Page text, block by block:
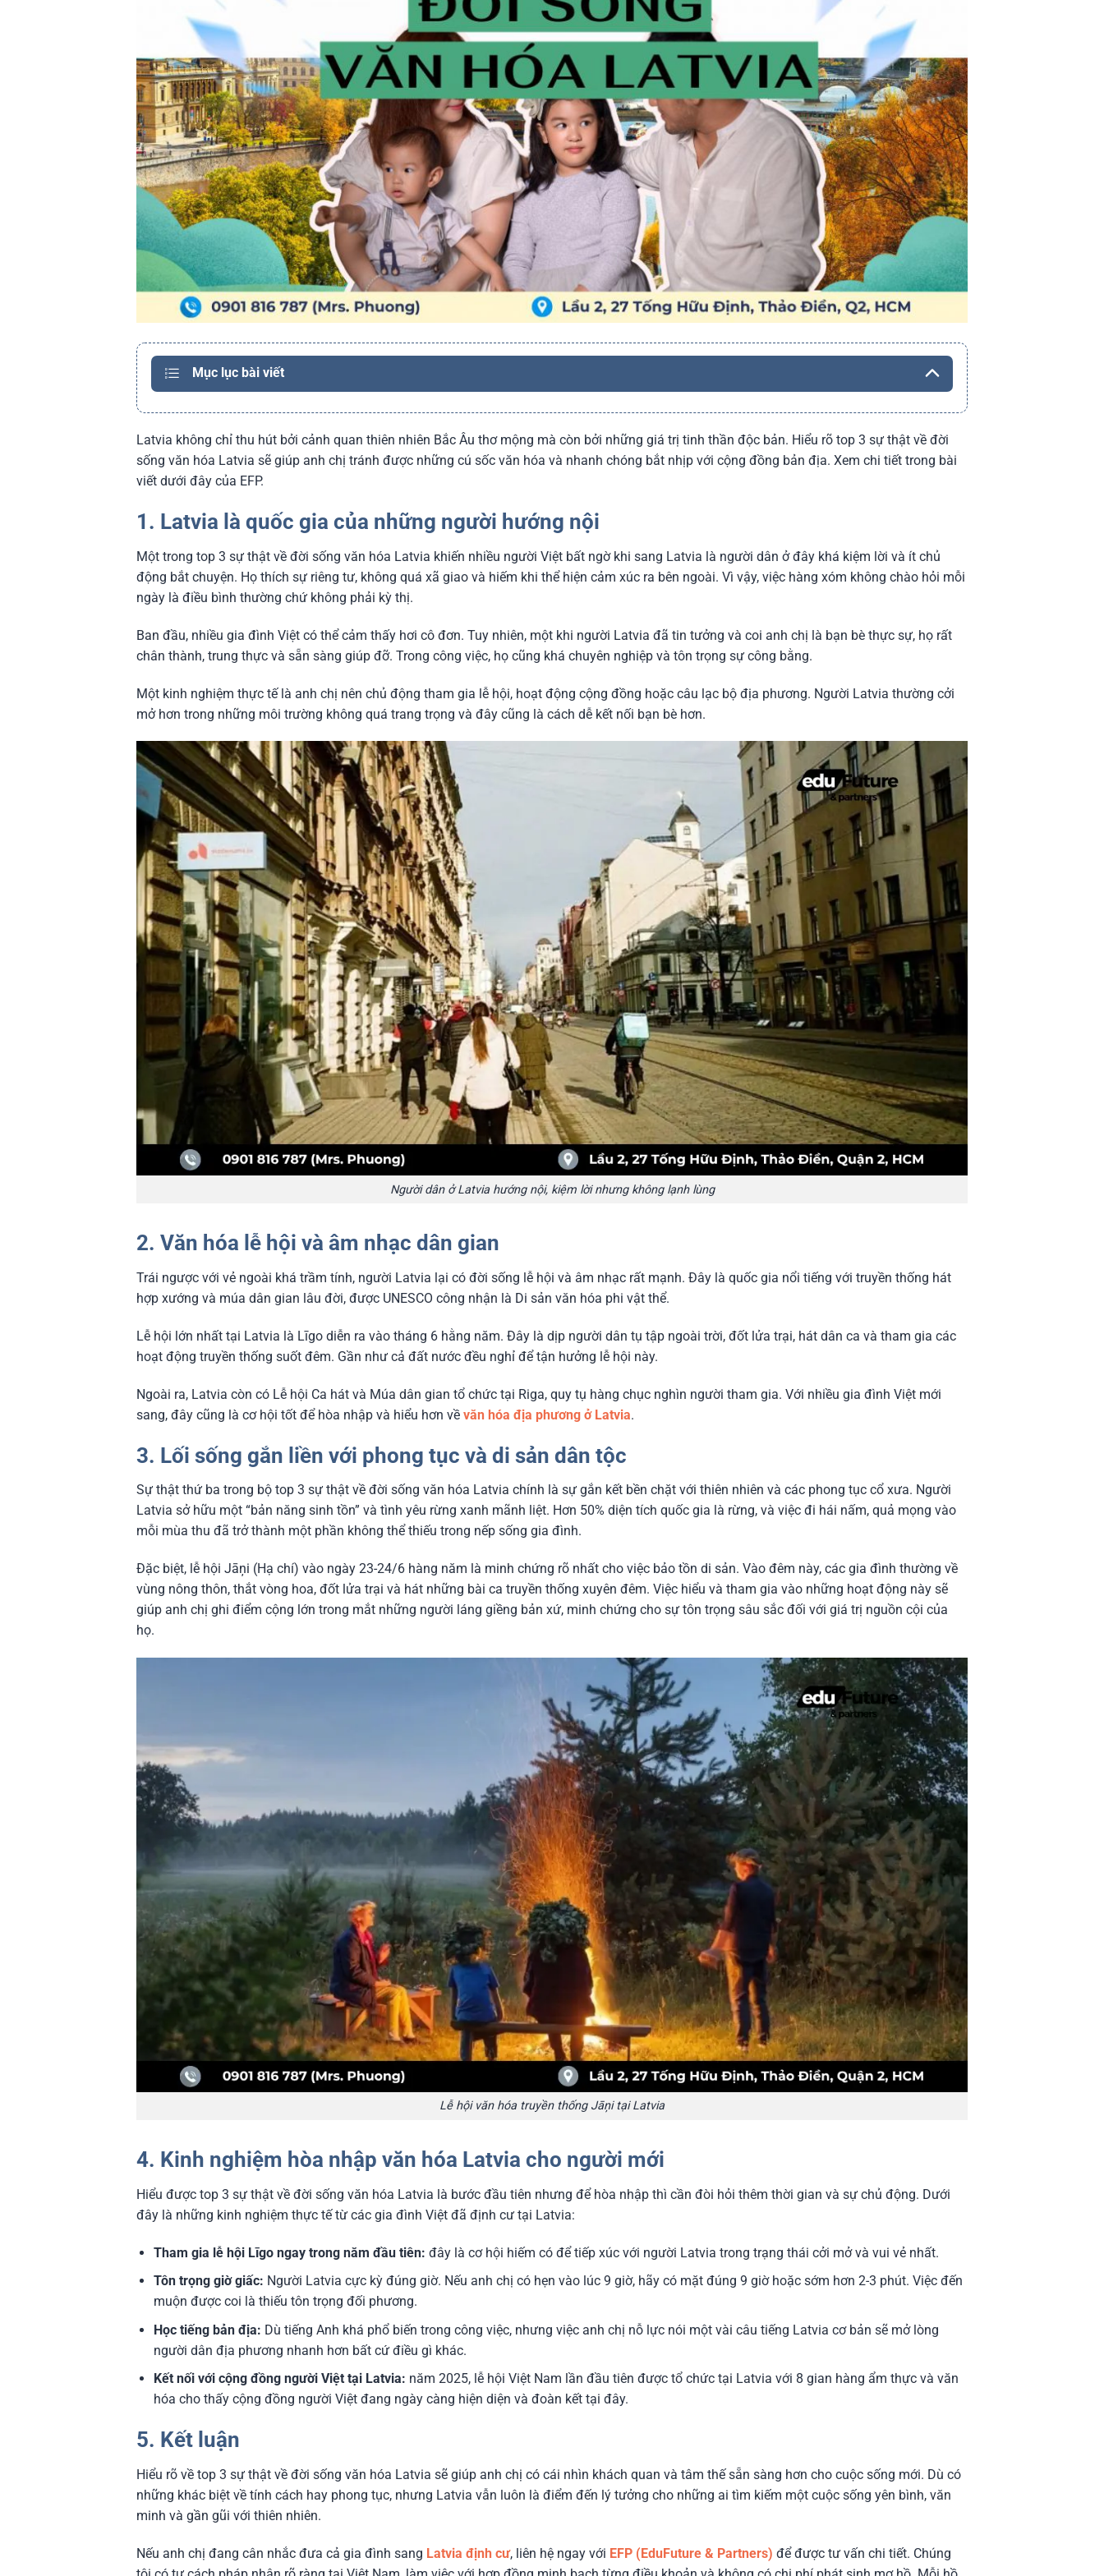
Mục lục bài viết
Latvia không chỉ thu hút bởi cảnh quan thiên nhiên Bắc Âu thơ mộng mà còn bởi những giá trị tinh thần độc bản. Hiểu rõ top 3 sự thật về đời
sống văn hóa Latvia sẽ giúp anh chị tránh được những cú sốc văn hóa và nhanh chóng bắt nhịp với cộng đồng bản địa. Xem chi tiết trong bài
viết dưới đây của EFP.
1. Latvia là quốc gia của những người hướng nội
Một trong top 3 sự thật về đời sống văn hóa Latvia khiến nhiều người Việt bất ngờ khi sang Latvia là người dân ở đây khá kiệm lời và ít chủ
động bắt chuyện. Họ thích sự riêng tư, không quá xã giao và hiếm khi thể hiện cảm xúc ra bên ngoài. Vì vậy, việc hàng xóm không chào hỏi mỗi
ngày là điều bình thường chứ không phải kỳ thị.
Ban đầu, nhiều gia đình Việt có thể cảm thấy hơi cô đơn. Tuy nhiên, một khi người Latvia đã tin tưởng và coi anh chị là bạn bè thực sự, họ rất
chân thành, trung thực và sẵn sàng giúp đỡ. Trong công việc, họ cũng khá chuyên nghiệp và tôn trọng sự công bằng.
Một kinh nghiệm thực tế là anh chị nên chủ động tham gia lễ hội, hoạt động cộng đồng hoặc câu lạc bộ địa phương. Người Latvia thường cởi
mở hơn trong những môi trường không quá trang trọng và đây cũng là cách dễ kết nối bạn bè hơn.
Người dân ở Latvia hướng nội, kiệm lời nhưng không lạnh lùng
2.Văn hóa lễ hội và âm nhạc dân gian
Trái ngược với vẻ ngoài khá trầm tính, người Latvia lại có đời sống lễ hội và âm nhạc rất mạnh. Đây là quốc gia nổi tiếng với truyền thống hát
hợp xướng và múa dân gian lâu đời, được UNESCO công nhận là Di sản văn hóa phi vật thể.
Lễ hội lớn nhất tại Latvia là Līgo diễn ra vào tháng 6 hằng năm. Đây là dịp người dân tụ tập ngoài trời, đốt lửa trại, hát dân ca và tham gia các
hoạt động truyền thống suốt đêm. Gần như cả đất nước đều nghỉ để tận hưởng lễ hội này.
Ngoài ra, Latvia còn có Lễ hội Ca hát và Múa dân gian tổ chức tại Riga, quy tụ hàng chục nghìn người tham gia. Với nhiều gia đình Việt mới
sang, đây cũng là cơ hội tốt để hòa nhập và hiểu hơn vềvăn hóa địa phương ở Latvia.
3. Lối sống gắn liền với phong tục và di sản dân tộc
Sự thật thứ ba trong bộ top 3 sự thật về đời sống văn hóa Latvia chính là sự gắn kết bền chặt với thiên nhiên và các phong tục cổ xưa. Người
Latvia sở hữu một “bản năng sinh tồn” và tình yêu rừng xanh mãnh liệt. Hơn 50% diện tích quốc gia là rừng, và việc đi hái nấm, quả mọng vào
mỗi mùa thu đã trở thành một phần không thể thiếu trong nếp sống gia đình.
Đặc biệt, lễ hội Jāņi (Hạ chí) vào ngày 23-24/6 hàng năm là minh chứng rõ nhất cho việc bảo tồn di sản. Vào đêm này, các gia đình thường về
vùng nông thôn, thắt vòng hoa, đốt lửa trại và hát những bài ca truyền thống xuyên đêm. Việc hiểu và tham gia vào những hoạt động này sẽ
giúp anh chị ghi điểm cộng lớn trong mắt những người láng giềng bản xứ, minh chứng cho sự tôn trọng sâu sắc đối với giá trị nguồn cội của
họ.
Lễ hội văn hóa truyền thống Jāņi tại Latvia
4. Kinh nghiệm hòa nhập văn hóa Latvia cho người mới
Hiểu được top 3 sự thật về đời sống văn hóa Latvia là bước đầu tiên nhưng để hòa nhập thì cần đòi hỏi thêm thời gian và sự chủ động. Dưới
đây là những kinh nghiệm thực tế từ các gia đình Việt đã định cư tại Latvia:
Tham gia lễ hội Līgo ngay trong năm đầu tiên: đây là cơ hội hiếm có để tiếp xúc với người Latvia trong trạng thái cởi mở và vui vẻ nhất.
Tôn trọng giờ giấc: Người Latvia cực kỳ đúng giờ. Nếu anh chị có hẹn vào lúc 9 giờ, hãy có mặt đúng 9 giờ hoặc sớm hơn 2-3 phút. Việc đến
muộn được coi là thiếu tôn trọng đối phương.
Học tiếng bản địa: Dù tiếng Anh khá phổ biến trong công việc, nhưng việc anh chị nỗ lực nói một vài câu tiếng Latvia cơ bản sẽ mở lòng
người dân địa phương nhanh hơn bất cứ điều gì khác.
Kết nối với cộng đồng người Việt tại Latvia: năm 2025, lễ hội Việt Nam lần đầu tiên được tổ chức tại Latvia với 8 gian hàng ẩm thực và văn
hóa cho thấy cộng đồng người Việt đang ngày càng hiện diện và đoàn kết tại đây.
5. Kết luận
Hiểu rõ về top 3 sự thật về đời sống văn hóa Latvia sẽ giúp anh chị có cái nhìn khách quan và tâm thế sẵn sàng hơn cho cuộc sống mới. Dù có
những khác biệt về tính cách hay phong tục, nhưng Latvia vẫn luôn là điểm đến lý tưởng cho những ai tìm kiếm một cuộc sống yên bình, văn
minh và gần gũi với thiên nhiên.
Nếu anh chị đang cân nhắc đưa cả gia đình sang Latvia định cư, liên hệ ngay với EFP (EduFuture & Partners) để được tư vấn chi tiết. Chúng